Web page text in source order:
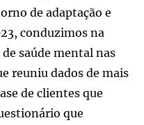
de adaptação e
conduzimos na
saúde mental nas
reuniu dados de mais
de clientes que
que